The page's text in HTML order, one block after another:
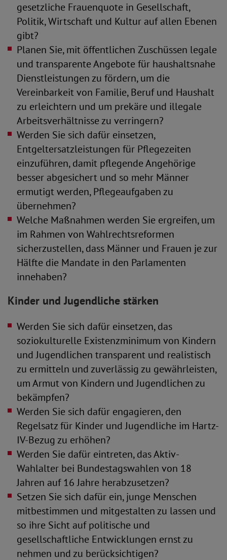
gesetzliche Frauenquote in Gesellschaft,
Politik, Wirtschaft und Kultur auf allen Ebenen
gibt?
Planen Sie, mit öffentlichen Zuschüssen legale
und transparente Angebote für haushaltsnahe
Dienstleistungen zu fördern, um die
Vereinbarkeit von Familie, Beruf und Haushalt
zu erleichtern und um prekäre und illegale
Arbeitsverhältnisse zu verringern?
Werden Sie sich dafür einsetzen,
Entgeltersatzleistungen für Pflegezeiten
einzuführen, damit pflegende Angehörige
besser abgesichert und so mehr Männer
ermutigt werden, Pflegeaufgaben zu
übernehmen?
Welche Maßnahmen werden Sie ergreifen, um
im Rahmen von Wahlrechtsreformen
sicherzustellen, dass Männer und Frauen je zur
Hälfte die Mandate in den Parlamenten
innehaben?
Kinder und Jugendliche stärken
Werden Sie sich dafür einsetzen, das
soziokulturelle Existenzminimum von Kindern
und Jugendlichen transparent und realistisch
zu ermitteln und zuverlässig zu gewährleisten,
um Armut von Kindern und Jugendlichen zu
bekämpfen?
Werden Sie sich dafür engagieren, den
Regelsatz für Kinder und Jugendliche im Hartz-
IV-Bezug zu erhöhen?
Werden Sie dafür eintreten, das Aktiv-
Wahlalter bei Bundestagswahlen von 18
Jahren auf 16 Jahre herabzusetzen?
Setzen Sie sich dafür ein, junge Menschen
mitbestimmen und mitgestalten zu lassen und
so ihre Sicht auf politische und
gesellschaftliche Entwicklungen ernst zu
nehmen und zu berücksichtigen?